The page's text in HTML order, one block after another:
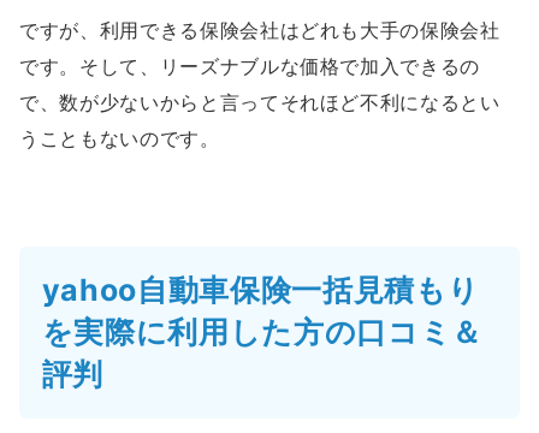
ですが、利用できる保険会社はどれも大手の保険会社
です。そして、リーズナブルな価格で加入できるの
で、数が少ないからと言ってそれほど不利になるとい
うこともないのです。
yahoo自動車保険一括見積もり
を実際に利用した方の口コミ＆
評判